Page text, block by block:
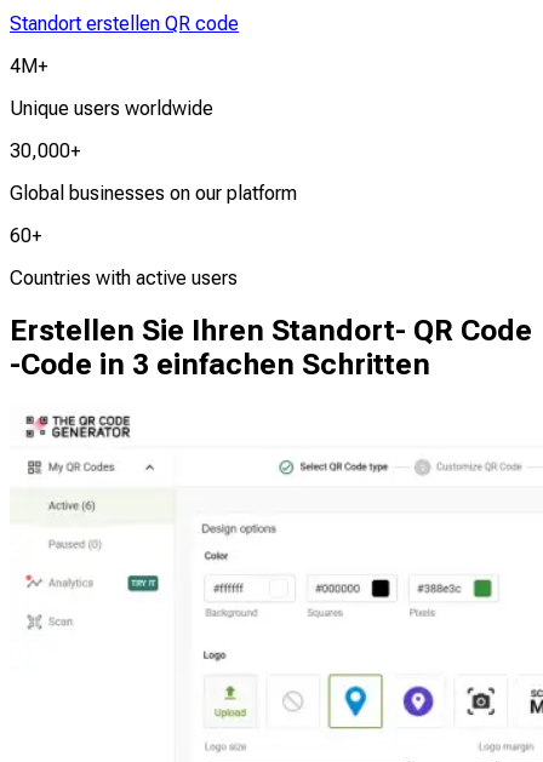
Standort erstellen QR code
4M+
Unique users worldwide
30,000+
Global businesses on our platform
60+
Countries with active users
Erstellen Sie Ihren Standort- QR Code
-Code in 3 einfachen Schritten